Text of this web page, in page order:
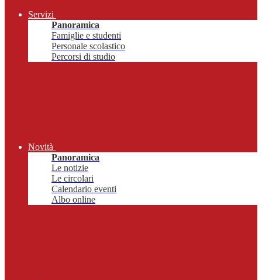
Servizi
Panoramica
Famiglie e studenti
Personale scolastico
Percorsi di studio
Novità
Panoramica
Le notizie
Le circolari
Calendario eventi
Albo online